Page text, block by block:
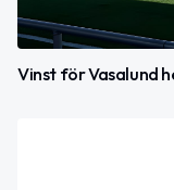
Vinst för Vasalund